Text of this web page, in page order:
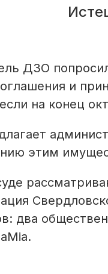
ДЗО
и
на конец
этим
два